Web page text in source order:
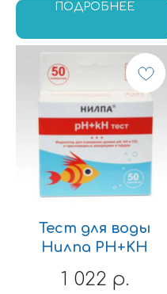
ПОДРОБНЕЕ
Тест для воды
Нилпа PH+KH
1 022 р.